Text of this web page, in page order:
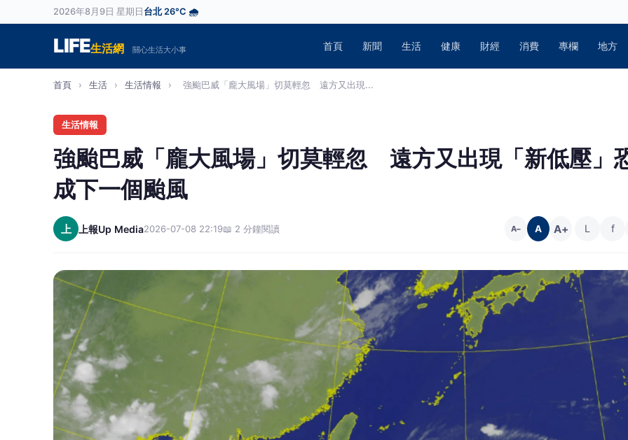
2026年8月9日 星期日 台北 26°C 🌧️
LIFE生活網 關心生活大小事 首頁 新聞 生活 健康 財經 消費 專欄 地方
首頁 › 生活 › 生活情報 › 強颱巴威「龐大風場」切莫輕忽 遠方又出現...
生活情報
強颱巴威「龐大風場」切莫輕忽 遠方又出現「新低壓」
成下一個颱風
上 上報Up Media2026-07-08 22:19📖 2 分鐘閱讀 A− A A+ L f